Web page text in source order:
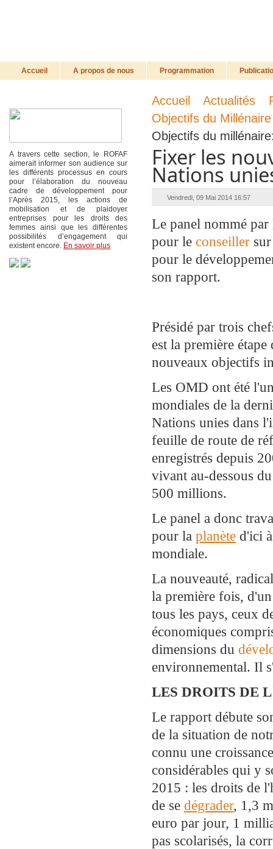
Accueil A propos de nous Programmation
Accueil Actualités
Objectifs du
Objectifs du
Fixer les
Nations
Vendredi, 09 Mai 2014 16:57
Le panel nommé
pour le conseiller
pour le
son rapport.
Présidé par trois
est la première
nouveaux objectifs
Les OMD ont été
mondiales de la
Nations unies dans
feuille de route de
enregistrés depuis
vivant au-dessous
500 millions.
Le panel a donc
pour la planète d'ici
mondiale.
La nouveauté,
la première fois,
tous les pays, ceux
économiques
dimensions du
environnemental. Il
LES DROITS DE
Le rapport débute
de la situation de
connu une
considérables qui y
2015 : les droits de
de se dégrader, 1,3
euro par jour, 1
pas scolarisés, la
A travers cette section, le ROFAF
aimerait informer son audience sur
les différents processus en cours
pour l’élaboration du nouveau
cadre de développement pour
l’Après 2015, les actions de
mobilisation et de plaidoyer
entreprises pour les droits des
femmes ainsi que les différentes
possibilités d’engagement qui
existent encore. En savoir plus